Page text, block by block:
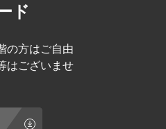
ド
の方はご自由
はございませ